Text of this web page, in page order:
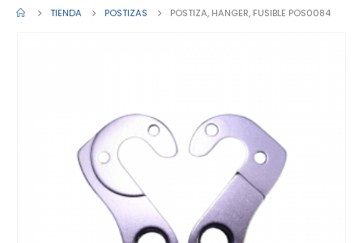
TIENDA POSTIZAS POSTIZA, HANGER, FUSIBLE POS0084